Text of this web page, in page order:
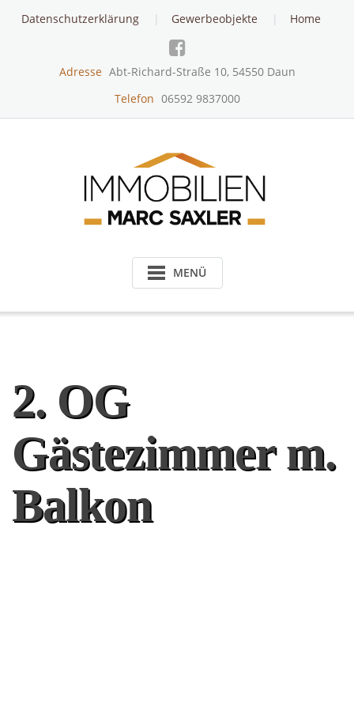
Datenschutzerklärung Gewerbeobjekte Home
Adresse Abt-Richard-Straße 10, 54550 Daun
Telefon 06592 9837000
MENÜ
2. OG
Gästezimmer m.
Balkon